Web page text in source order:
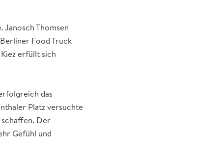
Janosch Thomsen
Food Truck
erfüllt sich
das
Platz versuchte
Der
Gefühl und